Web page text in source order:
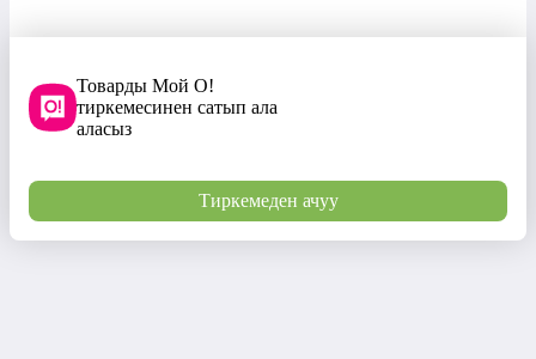
Товарды Мой О!
тиркемесинен сатып ала
аласыз
Тиркемеден ачуу